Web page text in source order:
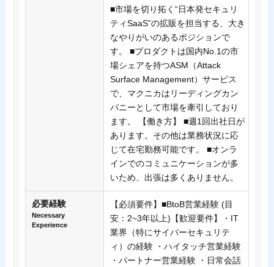
■市場を切り拓く“日本発セキュリ
ティSaaS”の拡販を担当する、大き
なやりがいのあるポジションで
す。 ■プロダクトは国内No.1の市
場シェアを持つASM（Attack
Surface Management）サービス
で、マクニカはリーディングカン
パニーとして市場を牽引しており
ます。 【働き方】 ■週1回出社日が
あります。その他は業務状況に応
じて在宅勤務可能です。 ■オンラ
インでのコミュニケーションが多
いため、出張は多くありません。
必要経験
Necessary
Experience
【必須要件】■BtoB営業経験 (目
安：2~3年以上)【歓迎要件】・IT
業界（特にサイバーセキュリテ
ィ）の経験 ・ハイタッチ営業経験
・パートナー営業経験 ・日常会話